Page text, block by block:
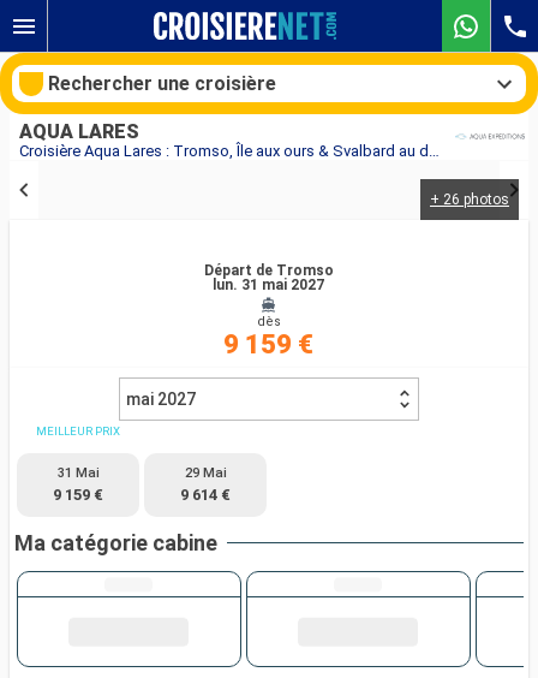
Croisière Aqua Lares : Tromso, Île aux ours & Svalbard au départ de Tromso
AQUA LARES
+ 26 photos
Départ de Tromso
lun. 31 mai 2027
dès
9 159 €
mai 2027
MEILLEUR PRIX
31 Mai
9 159 €
29 Mai
9 614 €
Ma catégorie cabine
Rechercher une croisière
Rechercher